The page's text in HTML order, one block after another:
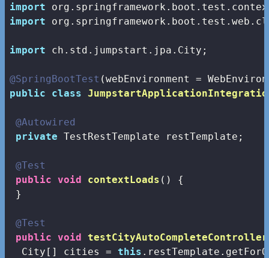
import
import
import ch.std.jumpstart.jpa.City;
@SpringBootTest
public
class
@Autowired
private TestRestTemplate restTemplate;
@Test
public void contextLoads ()
{
}
@Test
public void testCityAutoCompleteController
  City[] cities =
this